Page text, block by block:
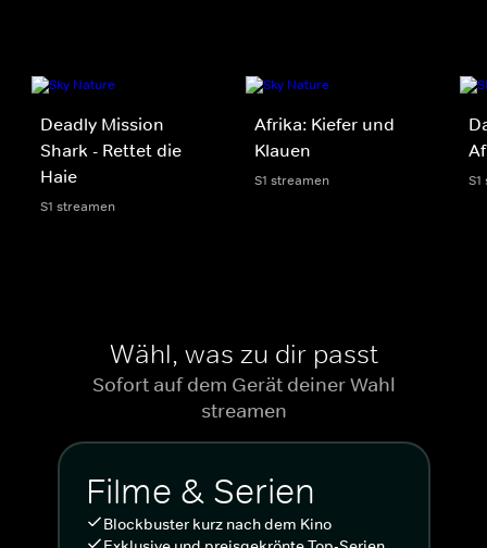
Deadly Mission
Shark - Rettet die
Haie
S1 streamen
Afrika: Kiefer und
Klauen
S1 streamen
Wähl, was zu dir passt
Sofort auf dem Gerät deiner Wahl
streamen
Filme & Serien
Blockbuster kurz nach dem Kino